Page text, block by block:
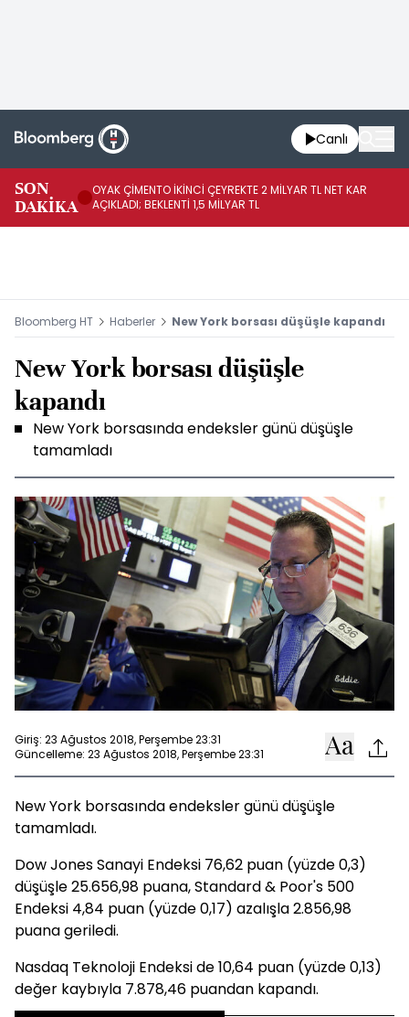
Canlı
SON
DAKİKA
OYAK ÇİMENTO İKİNCİ ÇEYREKTE 2 MİLYAR TL NET KAR
AÇIKLADI; BEKLENTİ 1,5 MİLYAR TL
Bloomberg HT Haberler New York borsası düşüşle kapandı
New York borsası düşüşle
kapandı
New York borsasında endeksler günü düşüşle
tamamladı
Giriş: 23 Ağustos 2018, Perşembe 23:31
Güncelleme: 23 Ağustos 2018, Perşembe 23:31
New York borsasında endeksler günü düşüşle
tamamladı.
Dow Jones Sanayi Endeksi 76,62 puan (yüzde 0,3)
düşüşle 25.656,98 puana, Standard & Poor's 500
Endeksi 4,84 puan (yüzde 0,17) azalışla 2.856,98
puana geriledi.
Nasdaq Teknoloji Endeksi de 10,64 puan (yüzde 0,13)
değer kaybıyla 7.878,46 puandan kapandı.